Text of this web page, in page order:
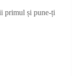
primul și pune-ți